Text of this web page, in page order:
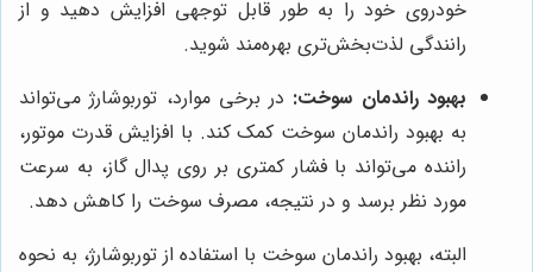
خودروی خود را به طور قابل توجهی افزایش دهید و از
رانندگی لذت‌بخش‌تری بهره‌مند شوید.
بهبود راندمان سوخت: در برخی موارد، توربوشارژ می‌تواند
به بهبود راندمان سوخت کمک کند. با افزایش قدرت موتور،
راننده می‌تواند با فشار کمتری بر روی پدال گاز، به سرعت
مورد نظر برسد و در نتیجه، مصرف سوخت را کاهش دهد.
البته، بهبود راندمان سوخت با استفاده از توربوشارژ، به نحوه